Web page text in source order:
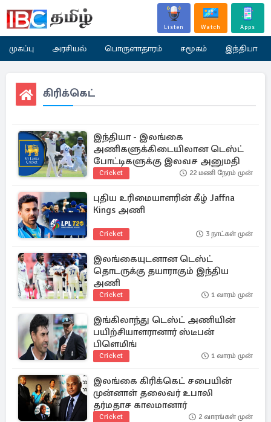
Listen Watch Apps
முகப்பு அரசியல் பொருளாதாரம் சமூகம் இந்தியா
கிரிக்கெட்
இந்தியா - இலங்கை
அணிகளுக்கிடையிலான டெஸ்ட்
போட்டிகளுக்கு இலவச அனுமதி
Cricket 22 மணி நேரம் முன்
புதிய உரிமையாளரின் கீழ் Jaffna
Kings அணி
Cricket 3 நாட்கள் முன்
இலங்கையுடனான டெஸ்ட்
தொடருக்கு தயாராகும் இந்திய
அணி
Cricket 1 வாரம் முன்
இங்கிலாந்து டெஸ்ட் அணியின்
பயிற்சியாளரானார் ஸ்டீபன்
பிளெமிங்
Cricket 1 வாரம் முன்
இலங்கை கிரிக்கெட் சபையின்
முன்னாள் தலைவர் உபாலி
தர்மதாச காலமானார்
Cricket 2 வாரங்கள் முன்